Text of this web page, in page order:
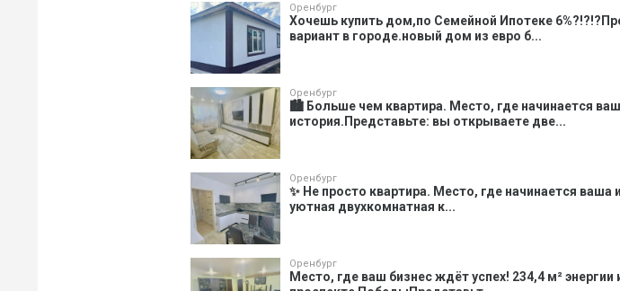
Оренбург
Хочешь купить дом,по Семейной Ипотеке
вариант в городе.новый дом из евро б...
Оренбург
🏙️ Больше чем квартира. Место, где начинается
история.Представьте: вы открываете две...
Оренбург
✨ Не просто квартира. Место, где начинается
уютная двухкомнатная к...
Оренбург
Место, где ваш бизнес ждёт успех! 234,4 м²